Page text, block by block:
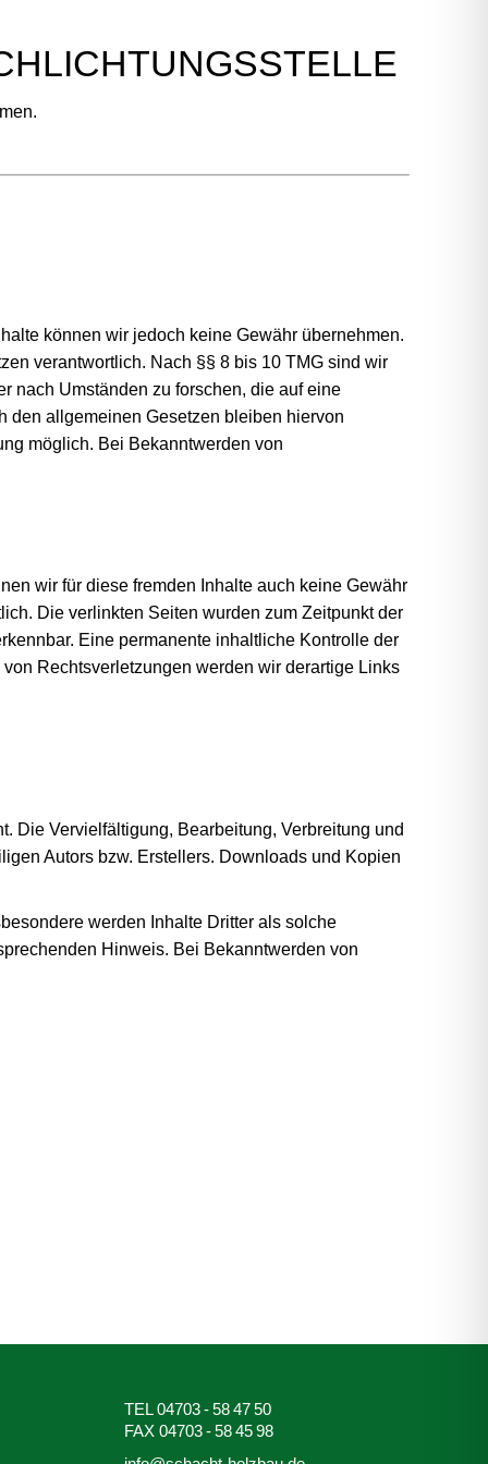
können wir jedoch keine Gewähr übernehmen.
verantwortlich. Nach §§ 8 bis 10 TMG sind wir
nach Umständen zu forschen, die auf eine
den allgemeinen Gesetzen bleiben hiervon
möglich. Bei Bekanntwerden von
wir für diese fremden Inhalte auch keine Gewähr
Die verlinkten Seiten wurden zum Zeitpunkt der
Eine permanente inhaltliche Kontrolle der
Rechtsverletzungen werden wir derartige Links
Die Vervielfältigung, Bearbeitung, Verbreitung und
Autors bzw. Erstellers. Downloads und Kopien
werden Inhalte Dritter als solche
Hinweis. Bei Bekanntwerden von
TEL 04703 - 58 47 50
FAX 04703 - 58 45 98